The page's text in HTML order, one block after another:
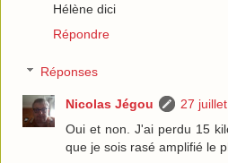
Hélène dici
Répondre
Réponses
Nicolas Jégou
27
Oui et non. J'ai perdu 15
que je sois rasé amplifié le